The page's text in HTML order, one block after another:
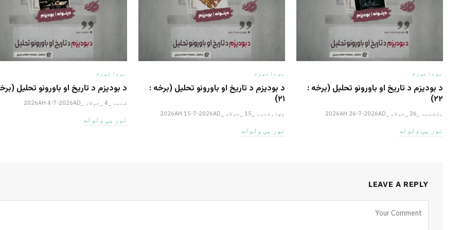
بودائیزم
د بودیزم د تاریخ او باورونو تحلیل (برخه :
۲۲)
یکشنبه _26 _جولای _2026AH 26-7-2026AD
نور یی ولوله
بودائیزم
د بودیزم د تاریخ او باورونو تحلیل (برخه :
٢١)
چهارشنبه _15 _جولای _2026AH 15-7-2026AD
نور یی ولوله
بودائیزم
د بودیزم د تاریخ او باورونو تحلیل
شنبه _4 _جولای _2026AH 4-7-2026AD
نور یی ولوله
LEAVE A REPLY